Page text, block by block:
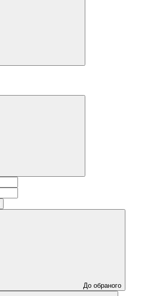
До обраного